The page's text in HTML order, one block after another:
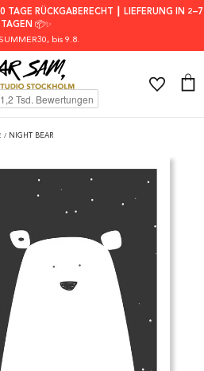
TAGE RÜCKGABERECHT ┃ LIEFERUNG IN 2–7
TAGEN 📦✨
, bis 9.8.
/ NIGHT BEAR